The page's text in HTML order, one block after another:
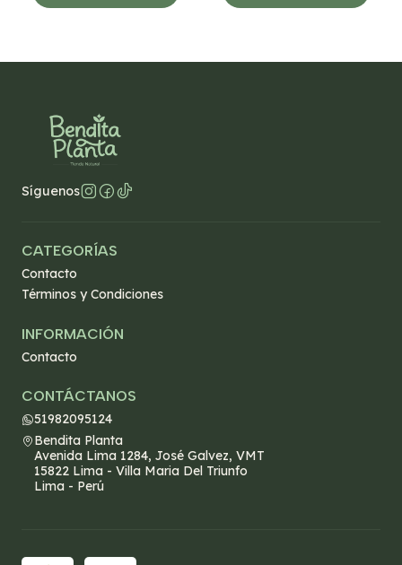
Síguenos
CATEGORÍAS
Contacto
Términos y Condiciones
INFORMACIÓN
Contacto
CONTÁCTANOS
51982095124
Bendita Planta
Avenida Lima 1284, José Galvez, VMT
15822 Lima - Villa Maria Del Triunfo
Lima - Perú